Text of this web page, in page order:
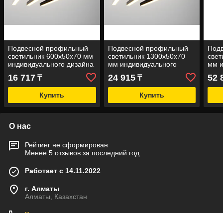
Подвесной профильный
светильник 600х50х70 мм
индивидуального дизайна
16 717 ₸
Купить
Подвесной профильный
светильник 1300х50х70
мм индивидуального
24 915₸
Купить
мм
52
О нас
Рейтинг не сформирован
Менее 5 отзывов за последний год
Работает с 14.11.2022
г. Алматы
Алматы, Казахстан